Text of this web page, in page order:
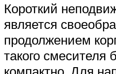
Короткий
является
продолжением
такого смесителя